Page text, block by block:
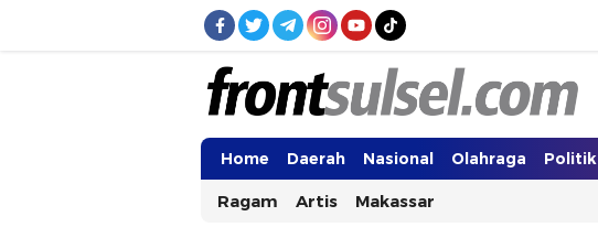
Frontsulsel.com
Terdepan Mengabarkan dari Sulawesi Selatan
Home Daerah Nasional Olahraga Politik
Ragam Artis Makassar